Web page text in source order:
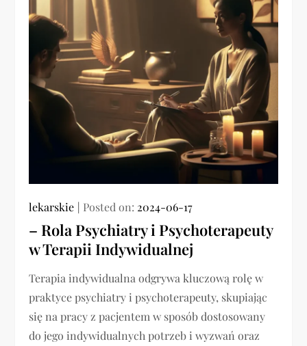
lekarskie Posted on: 2024-06-17
– Rola Psychiatry i Psychoterapeuty
w Terapii Indywidualnej
Terapia indywidualna odgrywa kluczową rolę w
praktyce psychiatry i psychoterapeuty, skupiając
się na pracy z pacjentem w sposób dostosowany
do jego indywidualnych potrzeb i wyzwań oraz